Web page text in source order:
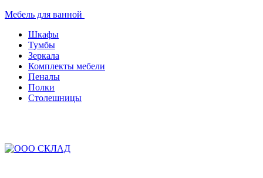
Мебель для ванной
Шкафы
Тумбы
Зеркала
Комплекты мебели
Пеналы
Полки
Столешницы